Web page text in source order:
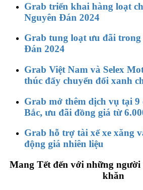
Grab triển khai hàng loạt
Nguyên Đán 2024
Grab tung loạt ưu đãi
Đán 2024
Grab Việt Nam và Selex
thúc đẩy chuyển đổi xanh
Grab mở thêm dịch vụ tại
Bắc, ưu đãi đồng giá từ
Grab hỗ trợ tài xế xe xăng
động giá nhiên liệu
Mang Tết đến với những người
khăn